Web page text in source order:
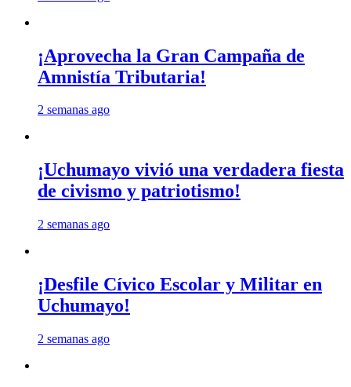
¡Aprovecha la Gran Campaña de
Amnistía Tributaria!
2 semanas ago
¡Uchumayo vivió una verdadera fiesta
de civismo y patriotismo!
2 semanas ago
¡Desfile Cívico Escolar y Militar en
Uchumayo!
2 semanas ago